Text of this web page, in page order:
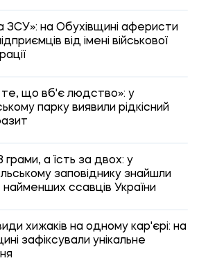
ЗСУ»: на Обухівщині аферисти
від імені військової
те, що вб'є людство»: у
парку виявили рідкісний
грами, а їсть за двох: у
заповіднику знайшли
найменших ссавців України
хижаків на одному кар'єрі: на
зафіксували унікальне